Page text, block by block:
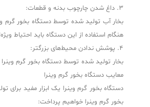
۳. داغ شدن چارچوب بدنه و قطعات:
بخار آب تولید شده توسط دستگاه بخور
هنگام استفاده از این دستگاه باید احتیاط
۴. پوشش ندادن محیط‌های بزرگتر:
بخار تولید شده توسط دستگاه بخور گرم
معایب دستگاه بخور گرم وینرا
دستگاه بخور گرم وینرا یک ابزار مفید برای
بخور گرم وینرا خواهیم پرداخت: